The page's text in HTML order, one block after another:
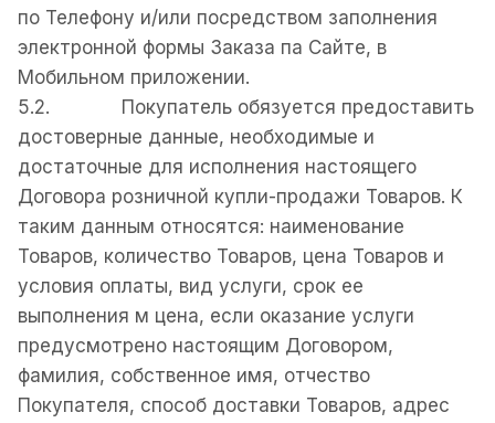
по Телефону и/или посредством заполнения
электронной формы Заказа па Сайте, в
Мобильном приложении.
5.2. Покупатель обязуется предоставить
достоверные данные, необходимые и
достаточные для исполнения настоящего
Договора розничной купли-продажи Товаров. К
таким данным относятся: наименование
Товаров, количество Товаров, цена Товаров и
условия оплаты, вид услуги, срок ее
выполнения м цена, если оказание услуги
предусмотрено настоящим Договором,
фамилия, собственное имя, отчество
Покупателя, способ доставки Товаров, адрес